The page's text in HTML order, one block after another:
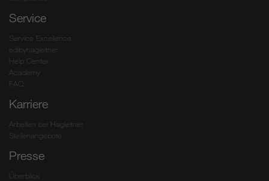
Service
Service Excellence
edibyhagleitner
Help Center
Academy
FAQ
Karriere
Arbeiten bei Hagleitner
Stellenangebote
Presse
Überblick